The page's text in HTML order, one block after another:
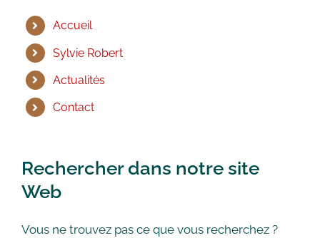
Accueil
Sylvie Robert
Actualités
Contact
Rechercher dans notre site
Web
Vous ne trouvez pas ce que vous recherchez ?